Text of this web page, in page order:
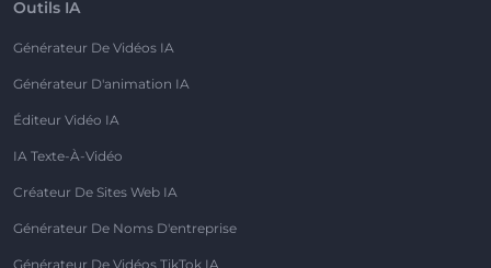
Outils IA
Générateur De Vidéos IA
Générateur D'animation IA
Éditeur Vidéo IA
IA Texte-À-Vidéo
Créateur De Sites Web IA
Générateur De Noms D'entreprise
Générateur De Vidéos TikTok IA